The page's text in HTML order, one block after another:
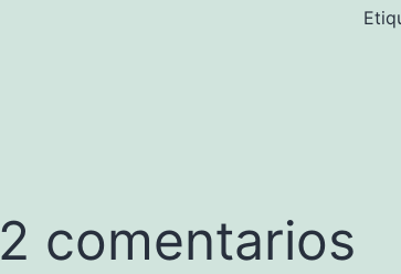
2 comentarios